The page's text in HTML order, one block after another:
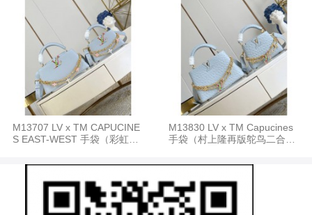
M13707 LV x TM CAPUCINE
S EAST-WEST 手袋（彩虹二
M13830 LV x TM Capucines
手袋（村上隆再版鸵鸟二合一